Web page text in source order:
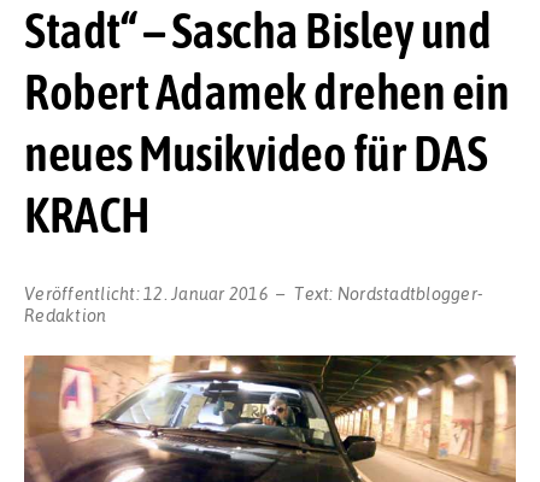
Stadt“ – Sascha Bisley und
Robert Adamek drehen ein
neues Musikvideo für DAS
KRACH
Veröffentlicht: 12. Januar 2016 Text: Nordstadtblogger-
Redaktion